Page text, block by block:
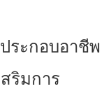
ระกอบอาชีพ
ริมการ